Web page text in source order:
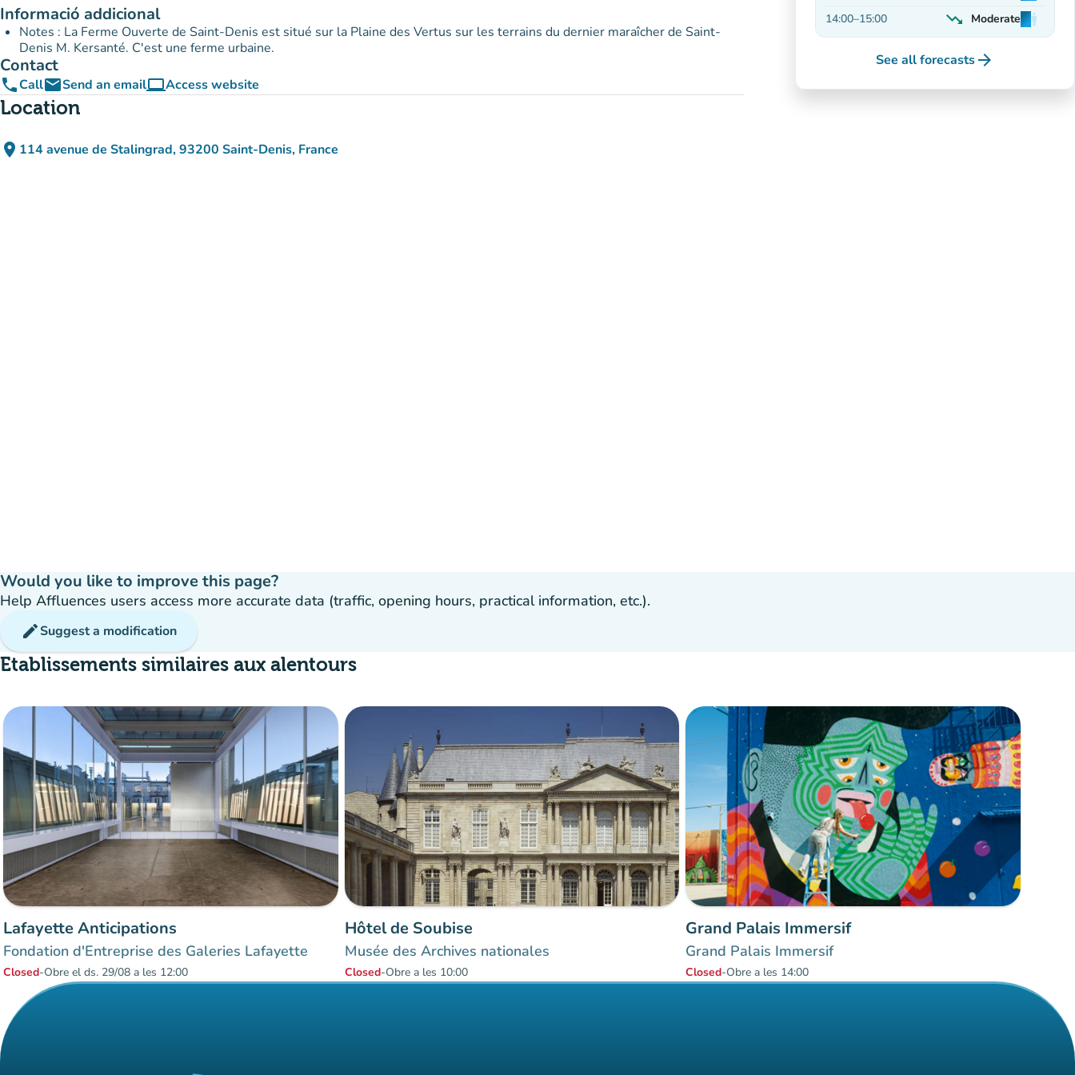
Informació addicional
Notes : La Ferme Ouverte de Saint-Denis est situé sur la Plaine des Vertus sur les terrains du dernier maraîcher de Saint-
Denis M. Kersanté. C'est une ferme urbaine.
Contact
phoneCallemailSend an emailcomputerAccess website
(new tab)
Location
place 114 avenue de Stalingrad, 93200 Saint-Denis, France
(open in Google Maps)
(new tab)
14:00–15:00 trending_down
Decreasing
Moderateman
man
man
See all forecastsarrow_forward
Would you like to improve this page?
Help Affluences users access more accurate data (traffic, opening hours, practical information, etc.).
editSuggest a modification
Etablissements similaires aux alentours
Lafayette Anticipations
Fondation d'Entreprise des Galeries Lafayette
Closed-Obre el ds. 29/08 a les 12:00
Hôtel de Soubise
Musée des Archives nationales
Closed-Obre a les 10:00
Grand Palais Immersif
Grand Palais Immersif
Closed-Obre a les 14:00
Items 1 to 3 of 3